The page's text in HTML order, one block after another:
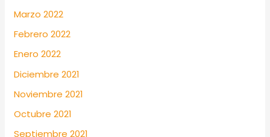
Marzo 2022
Febrero 2022
Enero 2022
Diciembre 2021
Noviembre 2021
Octubre 2021
Septiembre 2021